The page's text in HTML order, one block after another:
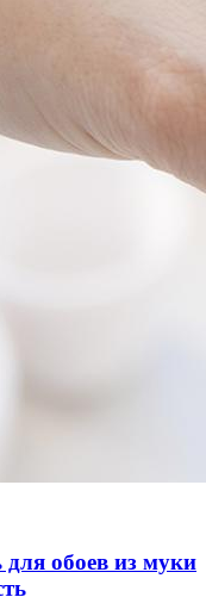
для обоев из муки